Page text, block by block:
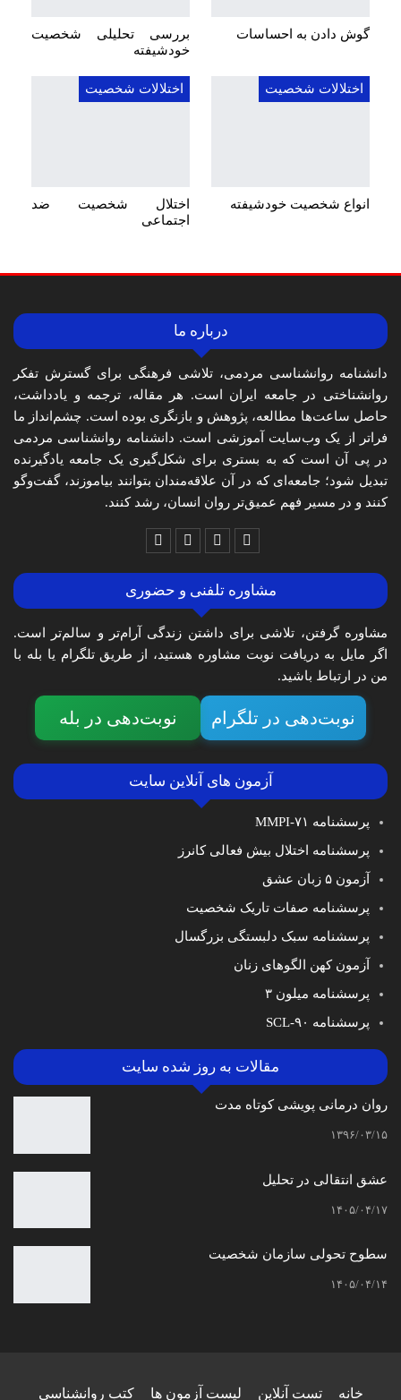
گوش دادن به احساسات
بررسی تحلیلی شخصیت
خودشیفته
اختلالات شخصیت
انواع شخصیت خودشیفته
اختلالات شخصیت
اختلال شخصیت ضد
اجتماعی
درباره ما
دانشنامه روانشناسی مردمی، تلاشی فرهنگی برای گسترش تفکر
روانشناختی در جامعه ایران است. هر مقاله، ترجمه و یادداشت،
حاصل ساعت‌ها مطالعه، پژوهش و بازنگری بوده است. چشم‌انداز ما
فراتر از یک وب‌سایت آموزشی است. دانشنامه روانشناسی مردمی
در پی آن است که به بستری برای شکل‌گیری یک جامعه یادگیرنده
تبدیل شود؛ جامعه‌ای که در آن علاقه‌مندان بتوانند بیاموزند، گفت‌وگو
کنند و در مسیر فهم عمیق‌تر روان انسان، رشد کنند.
مشاوره تلفنی و حضوری
مشاوره گرفتن، تلاشی برای داشتن زندگی آرام‌تر و سالم‌تر است.
اگر مایل به دریافت نوبت مشاوره هستید، از طریق تلگرام یا بله با
من در ارتباط باشید.
نوبت‌دهی در تلگرام نوبت‌دهی در بله
آزمون های آنلاین سایت
پرسشنامه MMPI-۷۱
پرسشنامه اختلال بیش فعالی کانرز
آزمون ۵ زبان عشق
پرسشنامه صفات تاریک شخصیت
پرسشنامه سبک دلبستگی بزرگسال
آزمون کهن الگوهای زنان
پرسشنامه میلون ۳
پرسشنامه SCL-۹۰
مقالات به روز شده سایت
روان درمانی پویشی کوتاه مدت
۱۳۹۶/۰۳/۱۵
عشق انتقالی در تحلیل
۱۴۰۵/۰۴/۱۷
سطوح تحولی سازمان‌ شخصیت
۱۴۰۵/۰۴/۱۴
خانه تست آنلاین لیست آزمون ها کتب روانشناسی